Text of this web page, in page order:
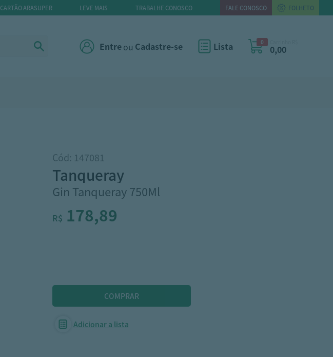
CARTÃO ARASUPER LEVE MAIS TRABALHE CONOSCO FALE CONOSCO FOLHETO
Entreou Cadastre-se Lista 0
0,00
Cód: 147081
tanqueray
Gin Tanqueray 750Ml
R$ 178,89
Adicionar a lista